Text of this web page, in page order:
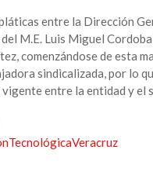
entre la Dirección
M.E. Luis Miguel
comenzándose de esta
sindicalizada, por lo
entre la entidad y el